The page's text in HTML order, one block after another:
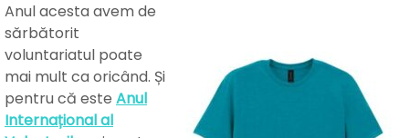
Anul acesta avem de
sărbătorit
voluntariatul poate
mai mult ca oricând. Și
pentru că este Anul
Internațional al